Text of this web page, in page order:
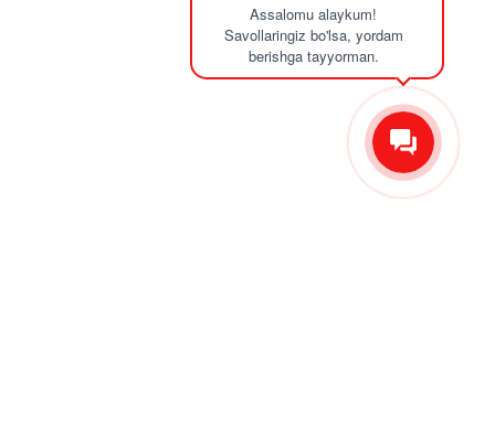
Assalomu alaykum!
Savollaringiz bo'lsa, yordam
berishga tayyorman.